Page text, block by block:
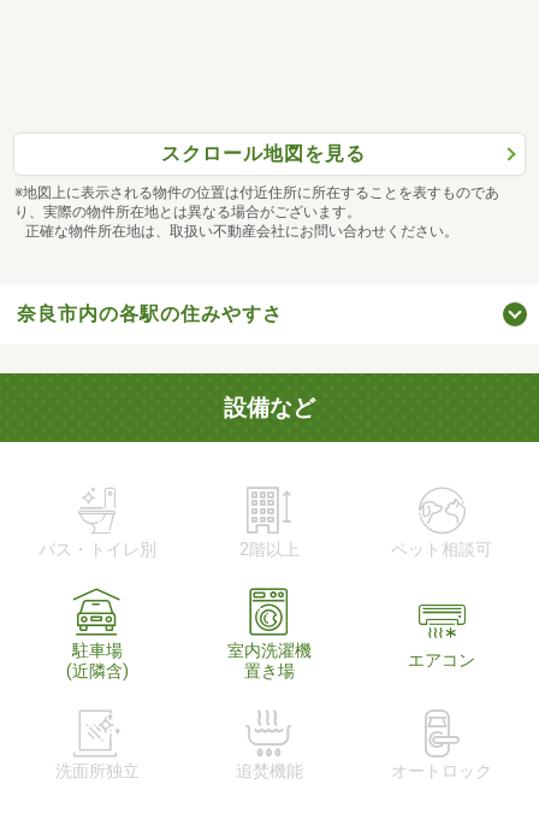
スクロール地図を見る
※地図上に表示される物件の位置は付近住所に所在することを表すものであ
り、実際の物件所在地とは異なる場合がございます。
正確な物件所在地は、取扱い不動産会社にお問い合わせください。
奈良市内の各駅の住みやすさ
設備など
バス・トイレ別 2階以上 ペット相談可
駐車場
(近隣含)
室内洗濯機
置き場
エアコン
洗面所独立 追焚機能 オートロック